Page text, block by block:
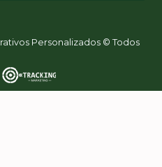
Personalizados © Todos